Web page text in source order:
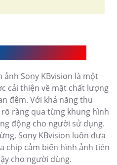
ảnh Sony KBvision là một
cải thiện về mặt chất lượng
đêm. Với khả năng thu
ràng qua từng khung hình
động cho người sử dụng.
Sony KBvision luôn đưa
chip cảm biến hình ảnh tiên
cho người dùng.